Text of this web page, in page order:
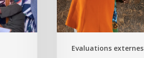
Evaluations externes